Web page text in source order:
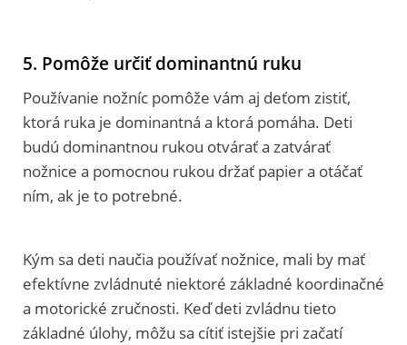
5. Pomôže určiť dominantnú ruku
Používanie nožníc pomôže vám aj deťom zistiť,
ktorá ruka je dominantná a ktorá pomáha. Deti
budú dominantnou rukou otvárať a zatvárať
nožnice a pomocnou rukou držať papier a otáčať
ním, ak je to potrebné.
Kým sa deti naučia používať nožnice, mali by mať
efektívne zvládnuté niektoré základné koordinačné
a motorické zručnosti. Keď deti zvládnu tieto
základné úlohy, môžu sa cítiť istejšie pri začatí